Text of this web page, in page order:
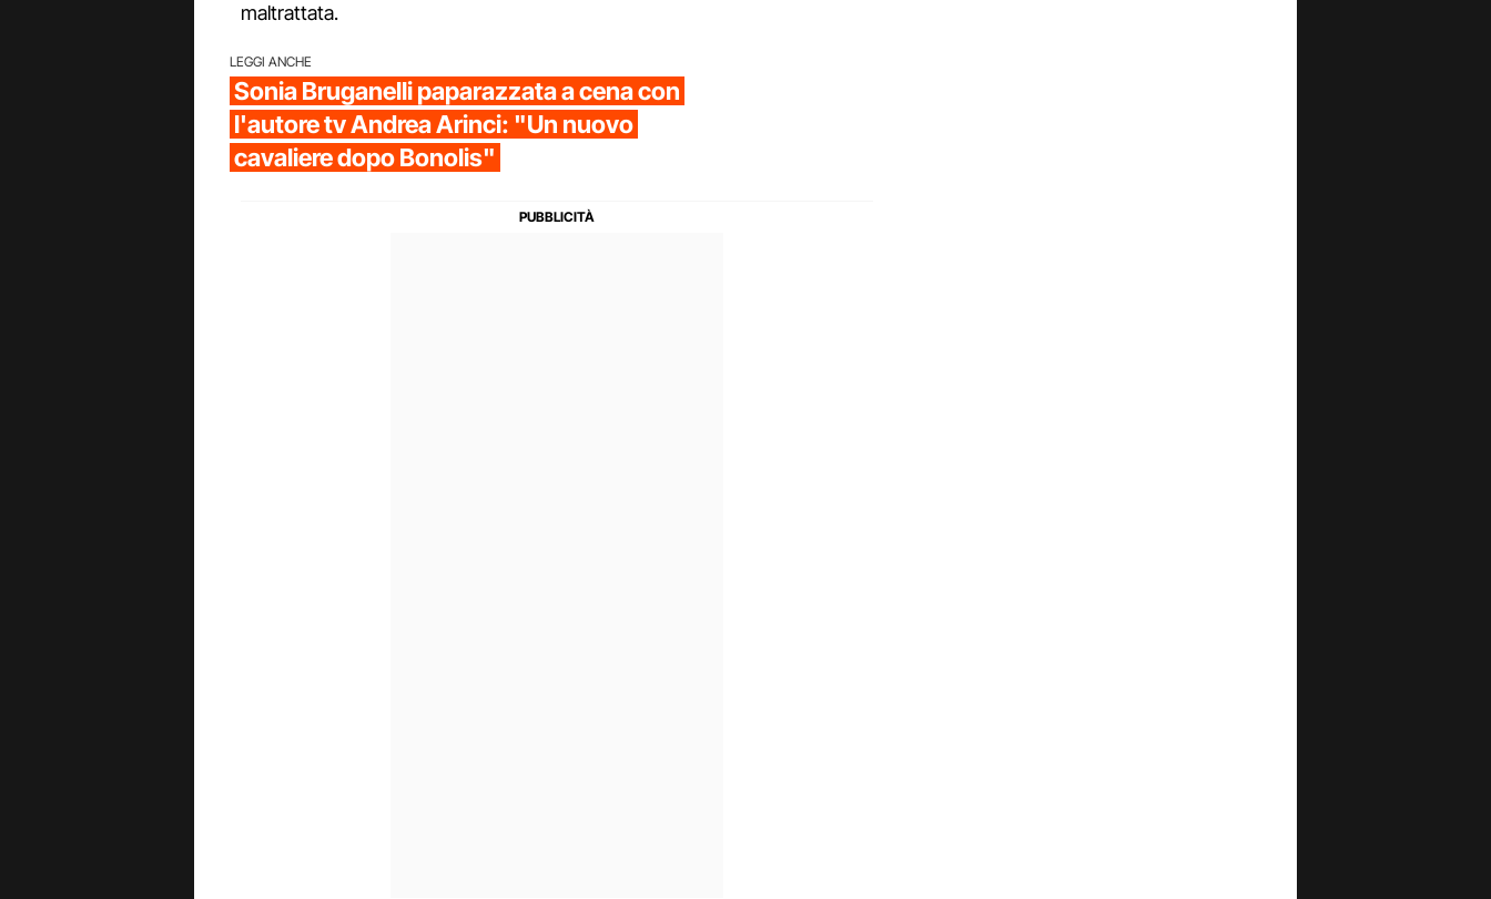
maltrattata.
LEGGI ANCHE
Sonia Bruganelli paparazzata a cena con
l'autore tv Andrea Arinci: "Un nuovo
cavaliere dopo Bonolis"